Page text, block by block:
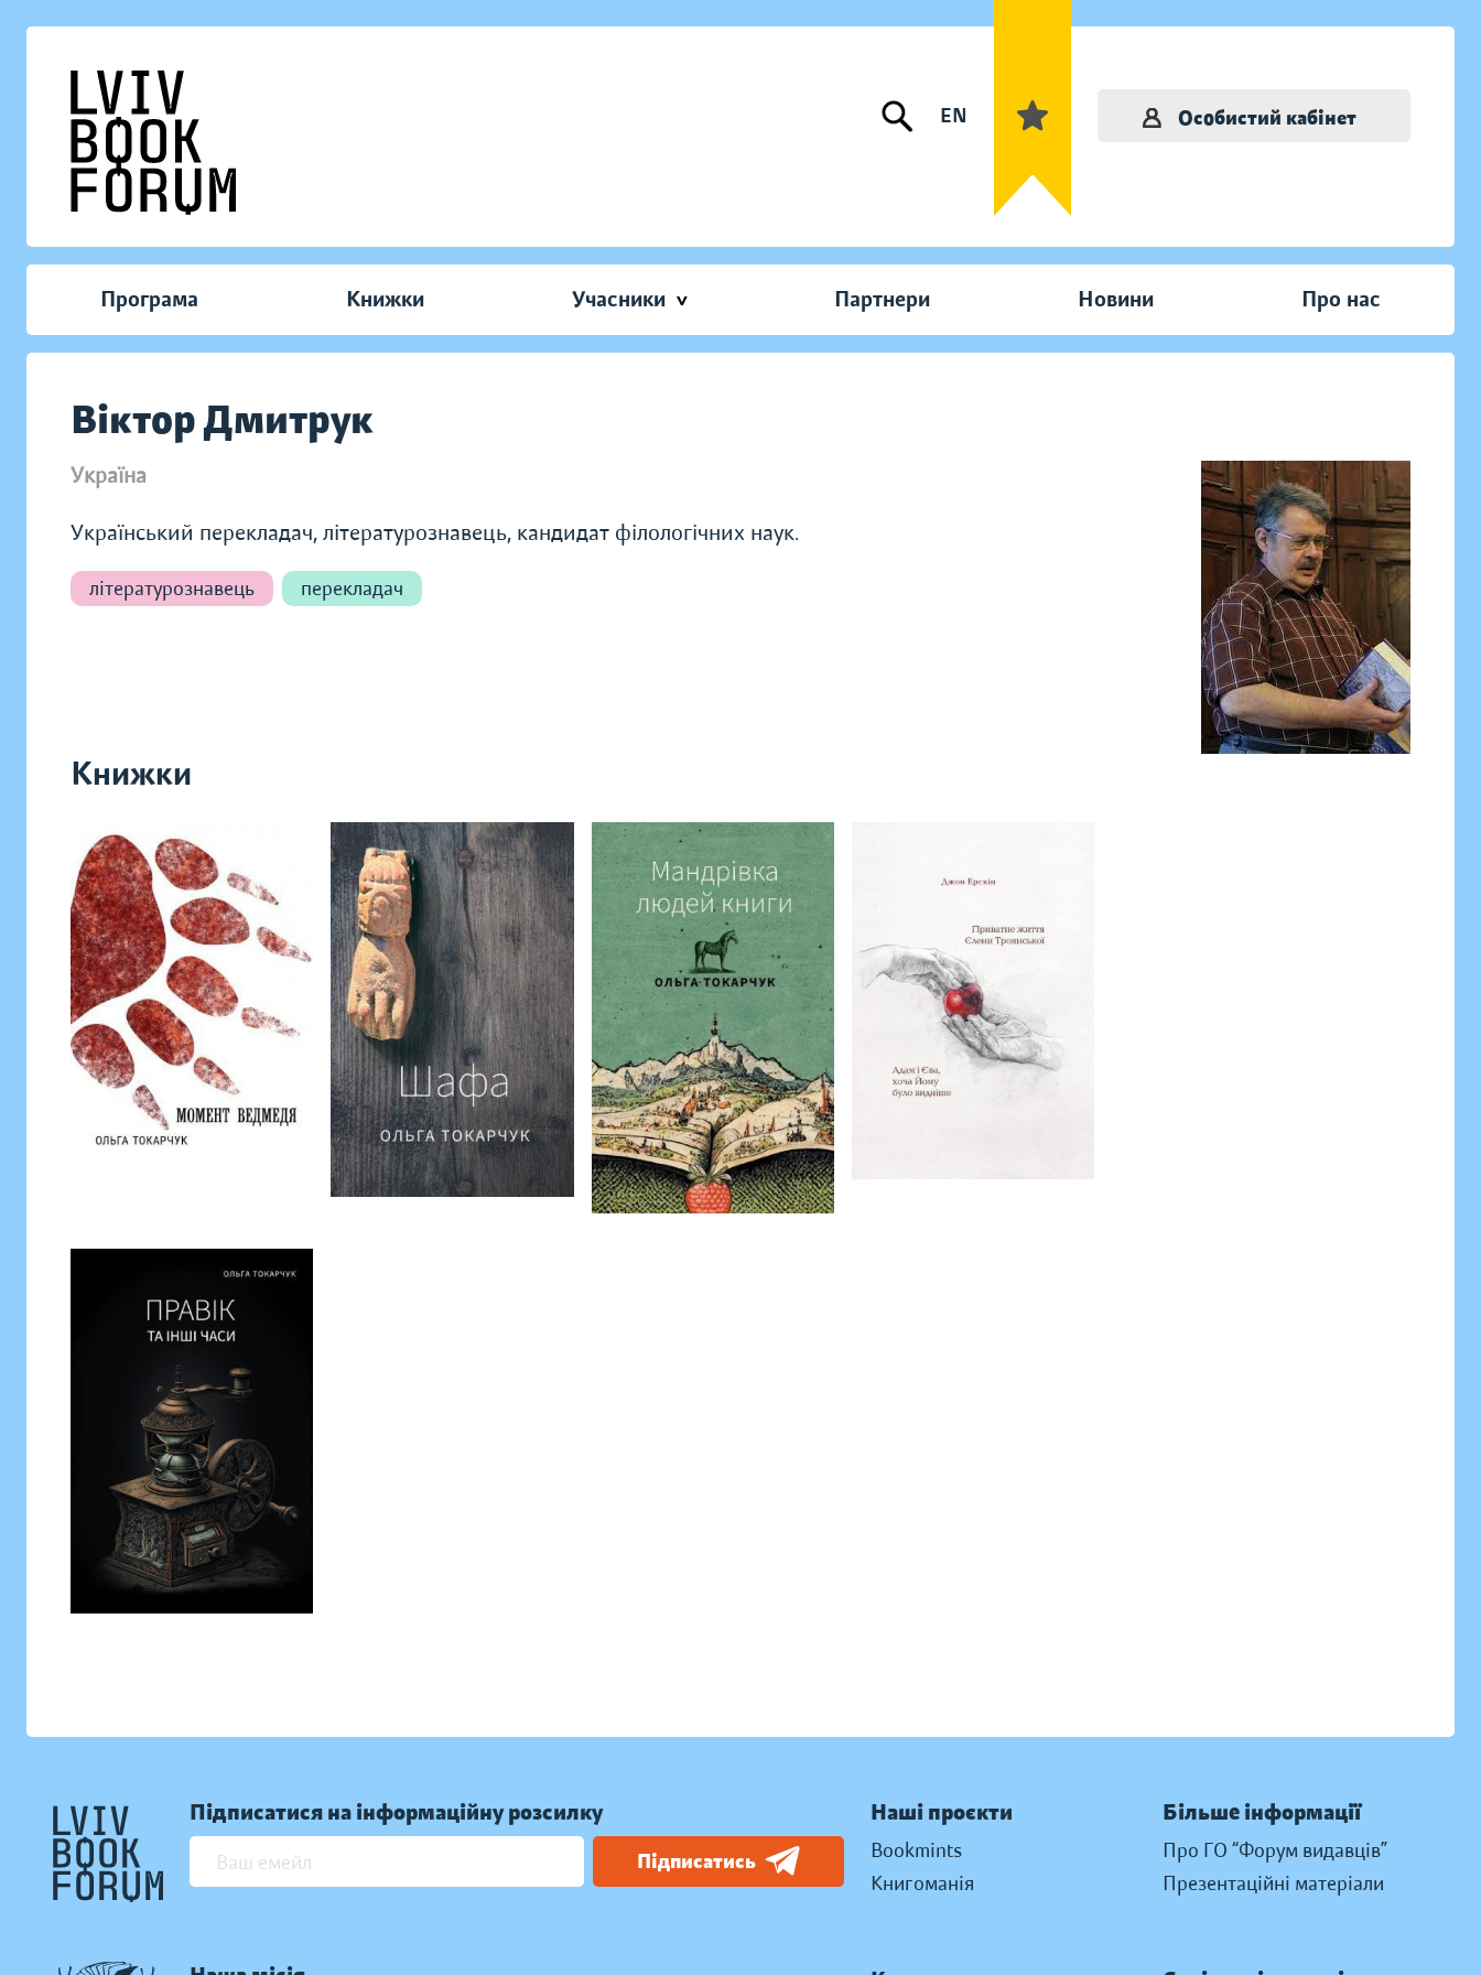
EN Особистий кабінет
Програма Книжки Учасники Партнери Новини Про нас
Віктор Дмитрук
Україна
Український перекладач, літературознавець, кандидат філологічних наук.
літературознавець перекладач
Книжки
Підписатися на інформаційну розсилку
Підписатись
Наші проєкти
Bookmints
Книгоманія
Більше інформації
Про ГО “Форум видавців”
Презентаційні матеріали